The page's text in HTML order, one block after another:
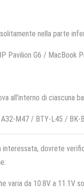
nella parte
Pavilion G6 / MacBook
all'interno di ciascuna
M47 / BTY-L45 / BK-
dovrete
varia da 10.8V a 11.1V